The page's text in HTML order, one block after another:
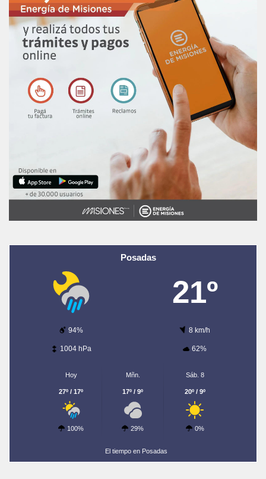
Posadas
21º
94% 8 km/h
1004 hPa 62%
Hoy
27º / 17º
100%
Mñn.
17º / 9º
29%
Sáb. 8
20º / 9º
0%
El tiempo en Posadas